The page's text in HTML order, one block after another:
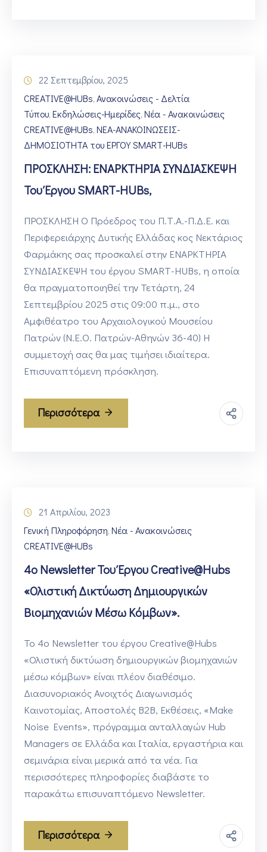
22 Σεπτεμβρίου, 2025
CREATIVE@HUBs‚ Ανακοινώσεις - Δελτία
Τύπου‚ Εκδηλώσεις-Ημερίδες‚ Νέα - Ανακοινώσεις
CREATIVE@HUBs‚ ΝΕΑ-ΑΝΑΚΟΙΝΩΣΕΙΣ-
ΔΗΜΟΣΙΟΤΗΤΑ του ΕΡΓΟΥ SMART-HUBs
ΠΡΟΣΚΛΗΣΗ: ΕΝΑΡΚΤΗΡΙΑ ΣΥΝΔΙΑΣΚΕΨΗ
Του Έργου SMART-HUBs,
ΠΡΟΣΚΛΗΣΗ Ο Πρόεδρος του Π.Τ.Α.-Π.Δ.Ε. και
Περιφερειάρχης Δυτικής Ελλάδας κος Νεκτάριος
Φαρμάκης σας προσκαλεί στην ΕΝΑΡΚΤΗΡΙΑ
ΣΥΝΔΙΑΣΚΕΨΗ του έργου SMART-HUBs, η οποία
θα πραγματοποιηθεί την Τετάρτη, 24
Σεπτεμβρίου 2025 στις 09:00 π.μ., στο
Αμφιθέατρο του Αρχαιολογικού Μουσείου
Πατρών (Ν.Ε.Ο. Πατρών-Αθηνών 36-40) Η
συμμετοχή σας θα μας τιμήσει ιδιαίτερα.
Επισυναπτόμενη πρόσκληση.
Περισσότερα
21 Απριλίου, 2023
Γενική Πληροφόρηση‚ Νέα - Ανακοινώσεις
CREATIVE@HUBs
4ο Newsletter Του Έργου Creative@Hubs
«Ολιστική Δικτύωση Δημιουργικών
Βιομηχανιών Μέσω Κόμβων».
Το 4ο Newsletter του έργου Creative@Hubs
«Ολιστική δικτύωση δημιουργικών βιομηχανιών
μέσω κόμβων» είναι πλέον διαθέσιμο.
Διασυνοριακός Ανοιχτός Διαγωνισμός
Καινοτομίας, Αποστολές B2B, Εκθέσεις, «Make
Noise Events», πρόγραμμα ανταλλαγών Hub
Managers σε Ελλάδα και Ιταλία, εργαστήρια και
σεμινάρια είναι μερικά από τα νέα. Για
περισσότερες πληροφορίες διαβάστε το
παρακάτω επισυναπτόμενο Newsletter.
Περισσότερα